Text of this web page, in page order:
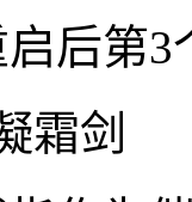
后第3
霜剑